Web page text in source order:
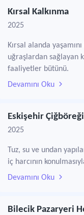
Kırsal Kalkınma
2025
Kırsal alanda
uğraşlardan sağlayan
faaliyetler bütünü.
Devamını Oku
Eskişehir
2025
Tuz, su ve undan
iç harcının
Devamını Oku
Bilecik Pazaryeri